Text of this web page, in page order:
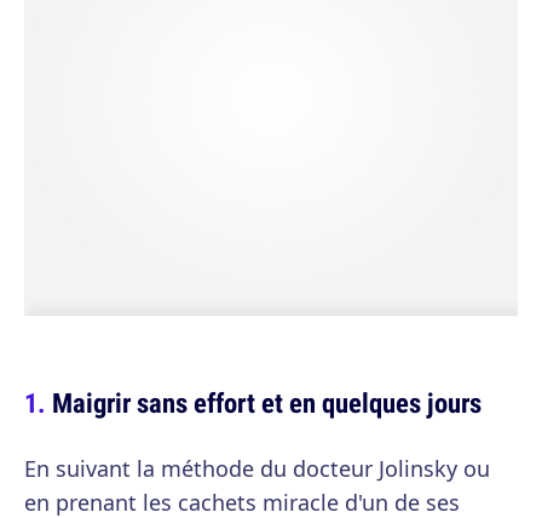
Maigrir sans effort et en quelques jours
En suivant la méthode du docteur Jolinsky ou
en prenant les cachets miracle d'un de ses